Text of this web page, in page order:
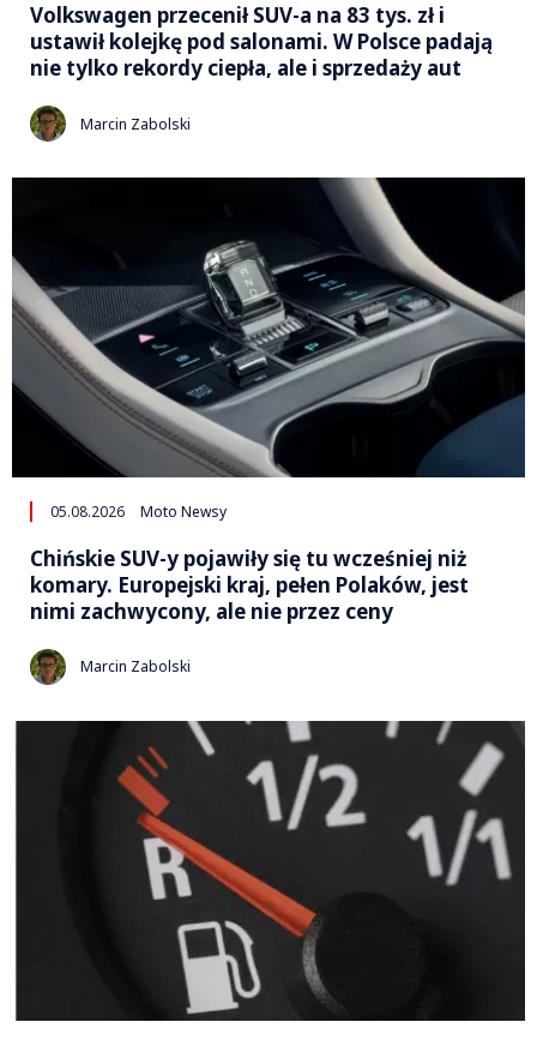
Volkswagen przecenił SUV-a na 83 tys. zł i
ustawił kolejkę pod salonami. W Polsce padają
nie tylko rekordy ciepła, ale i sprzedaży aut
Marcin Zabolski
05.08.2026 Moto Newsy
Chińskie SUV-y pojawiły się tu wcześniej niż
komary. Europejski kraj, pełen Polaków, jest
nimi zachwycony, ale nie przez ceny
Marcin Zabolski